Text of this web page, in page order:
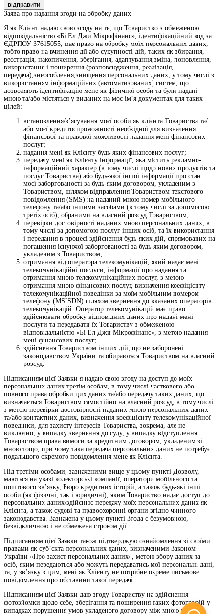
відправити
Заява про надання згоди на обробку даних
Я як Клієнт надаю свою згоду на те, що Товариство з обмеженою
відповідальністю «Бі Ел Джи Мікрофінанс», ідентифікаційний код за
ЄДРПОУ 37615055, має право на обробку моїх персональних даних,
тобто право на вчинення дії або сукупності дій, таких як збирання,
реєстрація, накопичення, зберігання, адаптування,зміна, поновлення,
використання і поширення (розповсюдження, реалізація,
передача),знеособлення,знищення персональних даних, у тому числі з
використанням інформаційних (автоматизованих) систем, що
дозволяють ідентифікацію мене як фізичної особи та були надані
мною та/або містяться у виданих на моє ім’я документах для таких
цілей:
встановлення/з’ясування моєї особи як клієнта Товариства та/
або моєї кредитоспроможності необхідної для визначення
фінансової та правової можливості надання мені фінансових
послуг;
надання мені як Клієнту будь-яких фінансових послуг;
передачу мені як Клієнту інформації, яка містить рекламно-
інформаційний характер (в тому числі щодо нових продуктів та
послуг Товариства) або будь-якої іншої інформації про стан
моєї заборгованості за будь-яким договором, укладеним з
Товариством, шляхом відправлення Товариством текстового
повідомлення (SMS) на наданий мною номер мобільного
телефону та/або іншими засобами (в тому числі за допомогою
третіх осіб), обраними на власний розсуд Товариством;
перевірки достовірності наданих мною персональних даних, в
тому числі за допомогою послуг інших осіб, та їх використання
і передання в процесі здійснення будь-яких дій, спрямованих на
погашення існуючої заборгованості за будь-яким договором,
укладеним з Товариством;
отримання від оператора телекомунікацій, який надає мені
телекомунікаційні послуги, інформації про надання та
отримання мною телекомунікаційних послуг, з метою
отримання мною фінансових послуг, визначення коефіцієнту
телекомунікаційної поведінки за моїм мобільним номером
телефону (MSISDN) шляхом звернення до вказаних операторів
телекомунікацій. Оператор телекомунікацій має право
здійснювати обробку відповідних даних про надані мені
послуги та передавати їх Товариству з обмеженою
відповідальністю «Бі Ел Джи Мікрофінанс», з метою надання
мені фінансових послуг;
здійснення Товариством інших дій, що не заборонені
законодавством України та обираються Товариством на власний
розсуд.
Підписанням цієї Заявки я надаю свою згоду на доступ до моїх
персональних даних третім особам, в тому числі часткового або
повного права обробки цих даних та/або передачу таких даних, що
визначається Товариством самостійно на власний розсуд, в тому числі
з метою перевірки достовірності наданих мною персональних даних
та/або контактних даних, визначення коефіцієнту телекомунікаційної
поведінки, для захисту інтересів Товариства, зокрема, але не
виключно, у випадку звернення до суду, у випадку відступлення
Товариством права вимоги за кредитним договором, укладеним зі
мною тощо, при чому така передача персональних даних не потребує
подальшого окремого повідомлення мене як Клієнта.
Під третіми особами, зазначеними вище у цьому пункті Дозволу,
маються на увазі колекторські компанії, оператори мобільного та
поштового зв’язку, Бюро кредитних історій, а також будь-які інші
особи (як фізичні, так і юридичні), яким Товариство надає доступ до
персональних даних/здійснює передачу моїх персональних даних як
Клієнта, а також судові та правоохоронні органи згідно чинного
законодавства. Зазначена у цьому пункті Згода є безумовною,
безвідкличною і не обмежена строком дії.
Підписанням цієї Заявки також підтверджую ознайомлення зі своїми
правами як суб’єкта персональних даних, визначеними Законом
України «Про захист персональних даних», метою збору даних та
осіб, яким передаються або можуть передаватись мої персональні дані,
та, у зв’язку з цим, мені як Клієнту не потрібне окреме письмове
повідомлення про обставини такої передачі.
Підписанням цієї Заявки даю згоду Товариству на здійснення
фотозйомки щодо себе, зберігання та поширення таких фотографій у
випадках порушення умов укладеного договору між мною та